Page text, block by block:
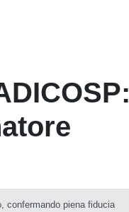
confermando piena fiducia